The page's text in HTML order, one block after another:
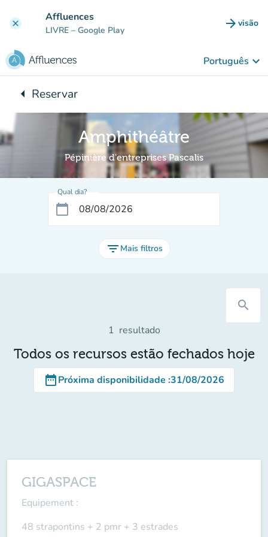
clear Affluences
LIVRE – Google Play arrow_forward visão
(novo
Português keyboard_arrow_down
arrow_leftVoltar para:
Reservar
Amphithéâtre
Pépinière d'entreprises Pascalis
Qual dia?
calendar_today
filter_list Mais filtros
search
1 resultado
Todos os recursos estão fechados hoje
date_rangePróxima disponibilidade :31/08/2026
GIGASPACE
Equipement :
48 strapontins + 2 pmr + 3 estrades